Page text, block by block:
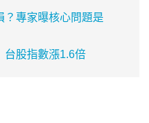
？專家曝核心問題是
股指數漲1.6倍